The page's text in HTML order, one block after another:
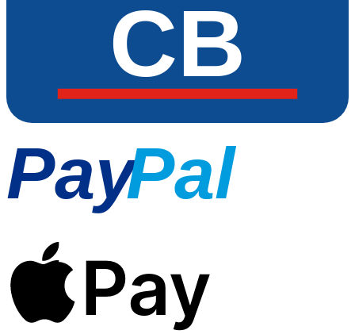
CB
PayPal
Pay